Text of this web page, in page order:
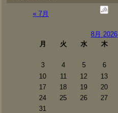
« 7月
8月 2026
月
火 水 木
3
4 5 6
10
11 12 13
17
18 19 20
24
25 26 27
31